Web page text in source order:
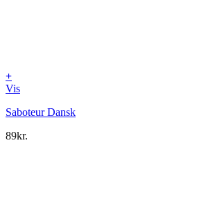
+
Vis
Saboteur Dansk
89kr.